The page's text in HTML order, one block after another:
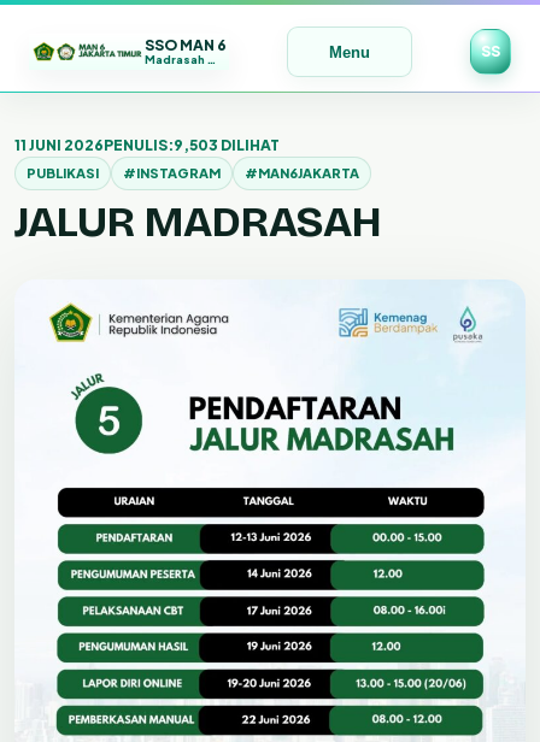
SSO MAN 6
Madrasah Maju | Bermutu | Mendunia Menu SS
ke
konten
11 JUNI 2026PENULIS:9,503 DILIHAT
PUBLIKASI #INSTAGRAM #MAN6JAKARTA
JALUR MADRASAH